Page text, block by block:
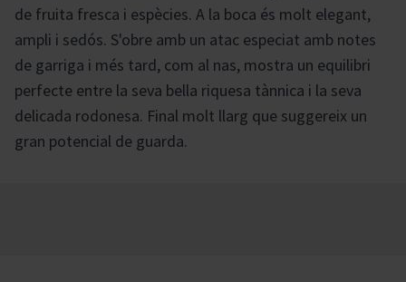
de fruita fresca i espècies. A la boca és molt elegant,
ampli i sedós. S'obre amb un atac especiat amb notes
de garriga i més tard, com al nas, mostra un equilibri
perfecte entre la seva bella riquesa tànnica i la seva
delicada rodonesa. Final molt llarg que suggereix un
gran potencial de guarda.